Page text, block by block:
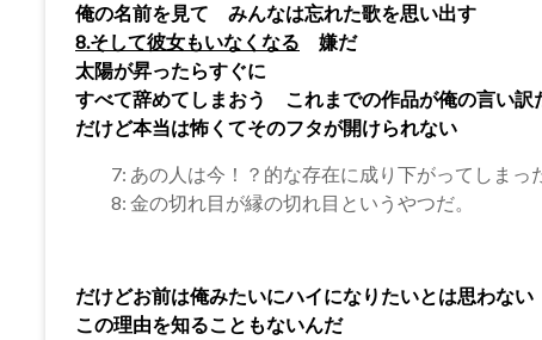
俺の名前を見て みんなは忘れた歌を思い出す
8.そして彼女もいなくなる 嫌だ
太陽が昇ったらすぐに
すべて辞めてしまおう これまでの作品が俺の言い訳
だけど本当は怖くてそのフタが開けられない
7: あの人は今！？的な存在に成り下がってしまっ
8: 金の切れ目が縁の切れ目というやつだ。
だけどお前は俺みたいにハイになりたいとは思わない
この理由を知ることもないんだ